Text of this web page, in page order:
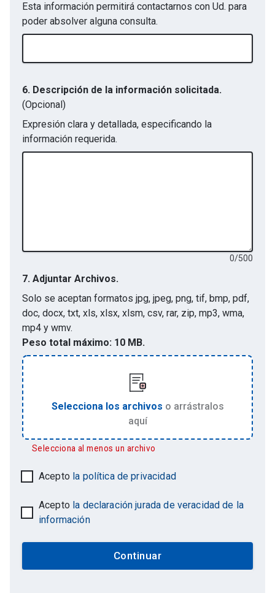
Esta información permitirá contactarnos con Ud. para
poder absolver alguna consulta.
6. Descripción de la información solicitada.
(Opcional)
Expresión clara y detallada, especificando la
información requerida.
0/500
7. Adjuntar Archivos.
Solo se aceptan formatos jpg, jpeg, png, tif, bmp, pdf,
doc, docx, txt, xls, xlsx, xlsm, csv, rar, zip, mp3, wma,
mp4 y wmv.
Peso total máximo: 10 MB.
Selecciona los archivos o arrástralos
aquí
Selecciona al menos un archivo
Acepto la política de privacidad
Acepto la declaración jurada de veracidad de la
información
Continuar